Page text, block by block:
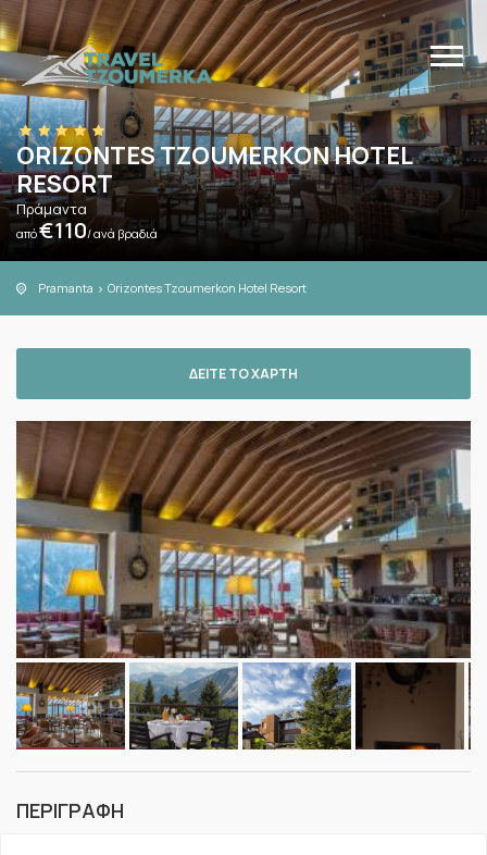
ORIZONTES TZOUMERKON HOTEL
RESORT
Πράμαντα
από€110/ ανά βραδιά
Pramanta Orizontes Tzoumerkon Hotel Resort
ΔΕΙΤΕ ΤΟ ΧΑΡΤΗ
ΠΕΡΙΓΡΑΦΗ